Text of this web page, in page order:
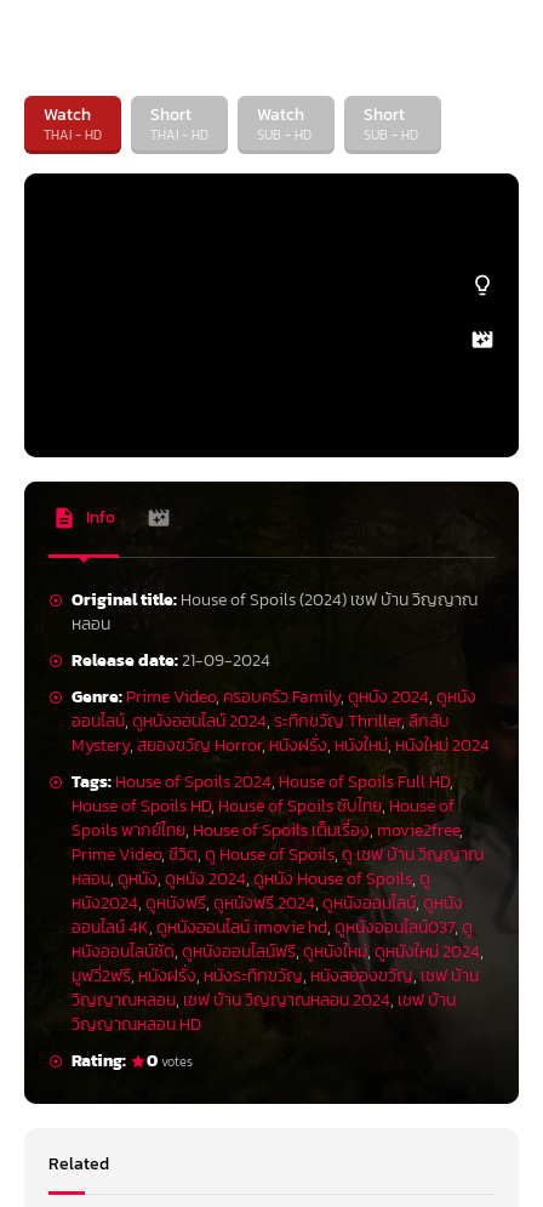
Watch
THAI - HD
Short
THAI - HD
Watch
SUB - HD
Short
SUB - HD
Info
Original title:House of Spoils (2024) เชฟ บ้าน วิญญาณ
หลอน
Release date:21-09-2024
Genre:Prime Video, ครอบครัว Family,ดูหนัง 2024,ดูหนัง
ออนไลน์,ดูหนังออนไลน์ 2024,ระทึกขวัญ Thriller,ลึกลับ
Mystery,สยองขวัญ Horror,หนังฝรั่ง, หนังใหม่, หนังใหม่ 2024
Tags:House of Spoils 2024, House of Spoils Full HD,
House of Spoils HD, House of Spoils ซับไทย, House of
Spoils พากย์ไทย, House of Spoils เต็มเรื่อง, movie2free,
Prime Video,ชีวิต,ดู House of Spoils,ดู เชฟ บ้าน วิญญาณ
หลอน,ดูหนัง,ดูหนัง 2024,ดูหนัง House of Spoils,ดู
หนัง2024,ดูหนังฟรี,ดูหนังฟรี 2024,ดูหนังออนไลน์,ดูหนัง
ออนไลน์ 4K,ดูหนังออนไลน์ imovie hd,ดูหนังออนไลน์037,ดู
หนังออนไลน์ชัด,ดูหนังออนไลน์ฟรี,ดูหนังใหม่,ดูหนังใหม่ 2024,
มูฟวี่2ฟรี, หนังฝรั่ง, หนังระทึกขวัญ, หนังสยองขวัญ, เชฟ บ้าน
วิญญาณหลอน, เชฟ บ้าน วิญญาณหลอน 2024, เชฟ บ้าน
วิญญาณหลอน HD
Rating:
0votes
Related